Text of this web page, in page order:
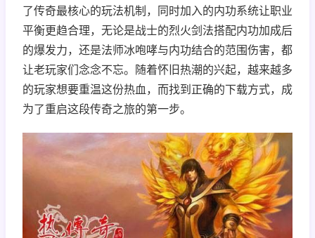
了传奇最核心的玩法机制，同时加入的内功系统让职业
平衡更趋合理，无论是战士的烈火剑法搭配内功加成后
的爆发力，还是法师冰咆哮与内功结合的范围伤害，都
让老玩家们念念不忘。随着怀旧热潮的兴起，越来越多
的玩家想要重温这份热血，而找到正确的下载方式，成
为了重启这段传奇之旅的第一步。